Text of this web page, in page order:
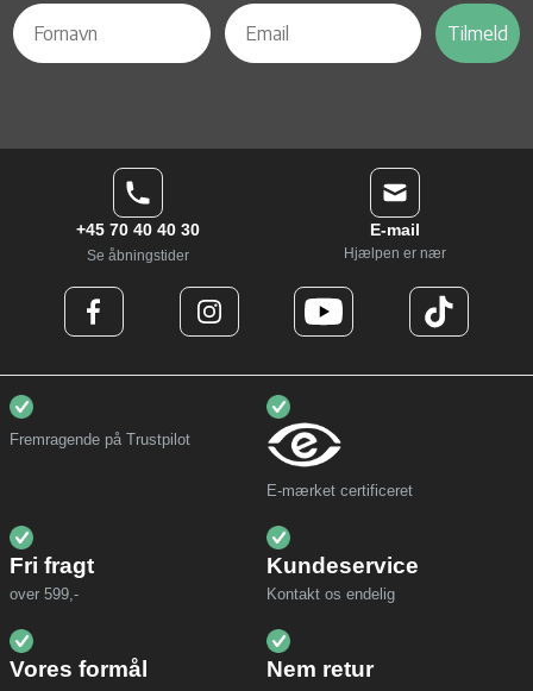
Tilmeld
+45 70 40 40 30
Se åbningstider
E-mail
Hjælpen er nær
Fremragende på Trustpilot
E-mærket certificeret
Fri fragt
over 599,-
Kundeservice
Kontakt os endelig
Vores formål Nem retur